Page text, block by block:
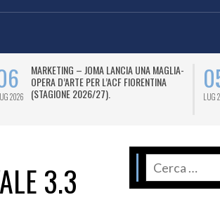
2026
MARKETING – JOMA LANCIA UNA MAGLIA-
OPERA D’ARTE PER L’ACF FIORENTINA
(STAGIONE 2026/27).
LUG
3.3